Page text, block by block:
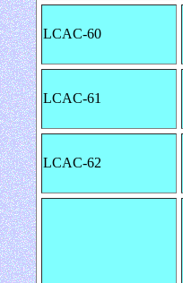
LCAC-60
LCAC-61
LCAC-62